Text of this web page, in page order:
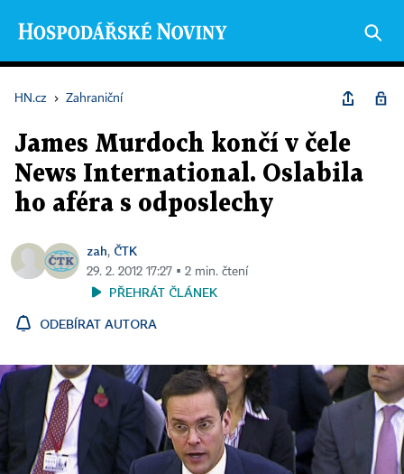
HN.cz › Zahraniční
James Murdoch končí v čele
News International. Oslabila
ho aféra s odposlechy
zah, ČTK
29. 2. 2012 17:27 ▪ 2 min. čtení
PŘEHRÁT ČLÁNEK
ODEBÍRAT AUTORA